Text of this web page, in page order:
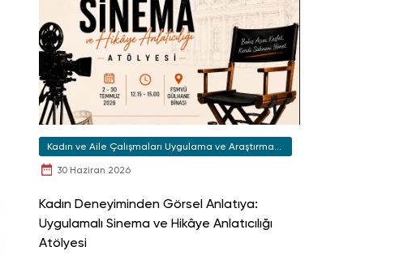
Kadın ve Aile Çalışmaları Uygulama ve Araştırma
Merkezi
30 Haziran 2026
Kadın Deneyiminden Görsel Anlatıya:
Uygulamalı Sinema ve Hikâye Anlatıcılığı
Atölyesi